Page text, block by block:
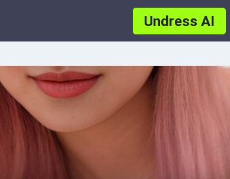
Undress AI